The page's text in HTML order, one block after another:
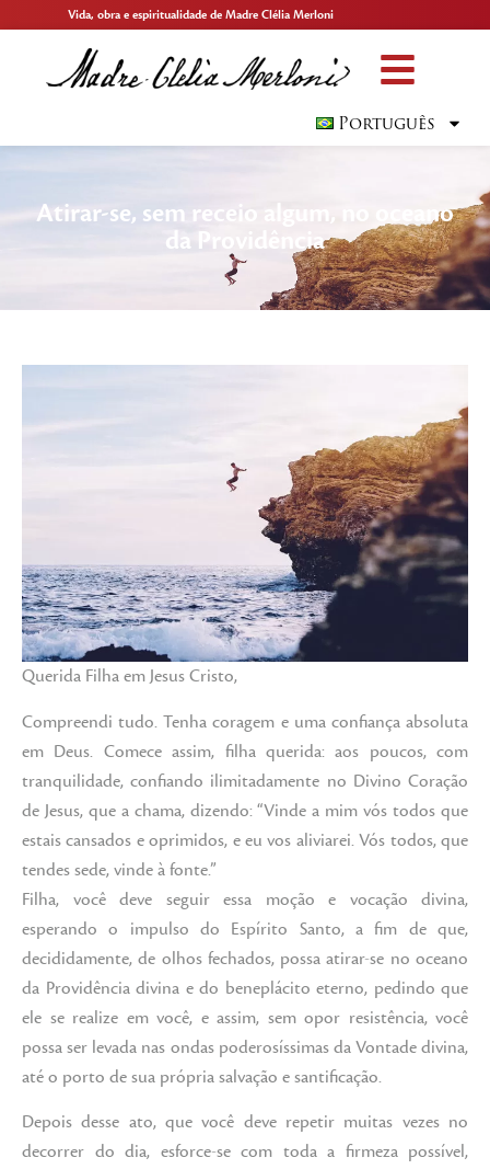
Vida, obra e espiritualidade de Madre Clélia Merloni
Português
Atirar-se, sem receio algum, no oceano
da Providência
Querida Filha em Jesus Cristo,
Compreendi tudo. Tenha coragem e uma confiança absoluta
em Deus. Comece assim, filha querida: aos poucos, com
tranquilidade, confiando ilimitadamente no Divino Coração
de Jesus, que a chama, dizendo: “Vinde a mim vós todos que
estais cansados e oprimidos, e eu vos aliviarei. Vós todos, que
tendes sede, vinde à fonte.”
Filha, você deve seguir essa moção e vocação divina,
esperando o impulso do Espírito Santo, a fim de que,
decididamente, de olhos fechados, possa atirar-se no oceano
da Providência divina e do beneplácito eterno, pedindo que
ele se realize em você, e assim, sem opor resistência, você
possa ser levada nas ondas poderosíssimas da Vontade divina,
até o porto de sua própria salvação e santificação.
Depois desse ato, que você deve repetir muitas vezes no
decorrer do dia, esforce-se com toda a firmeza possível,